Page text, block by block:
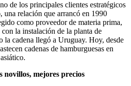
de los principales clientes estratégicos
una relación que arrancó en 1990
como proveedor de materia prima,
la instalación de la planta de
la cadena llegó a Uruguay. Hoy, desde
cadenas de hamburguesas en
novillos, mejores precios